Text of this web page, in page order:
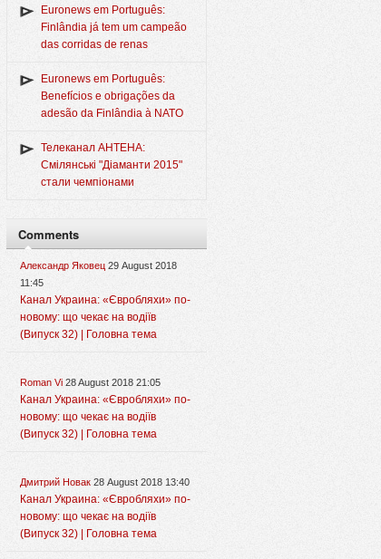
Euronews em Português:
Finlândia já tem um campeão
das corridas de renas
Euronews em Português:
Benefícios e obrigações da
adesão da Finlândia à NATO
Телеканал АНТЕНА:
Смілянські "Діаманти 2015"
стали чемпіонами
Comments
Александр Яковец 29 August 2018
11:45
Канал Украина: «Євробляхи» по-
новому: що чекає на водіїв
(Випуск 32) | Головна тема
Roman Vi 28 August 2018 21:05
Канал Украина: «Євробляхи» по-
новому: що чекає на водіїв
(Випуск 32) | Головна тема
Дмитрий Новак 28 August 2018 13:40
Канал Украина: «Євробляхи» по-
новому: що чекає на водіїв
(Випуск 32) | Головна тема